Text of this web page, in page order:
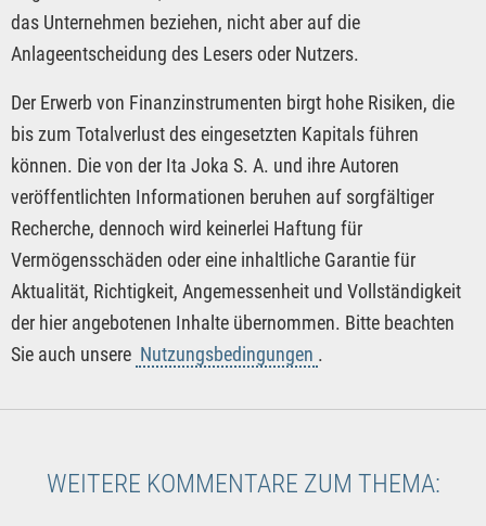
das Unternehmen beziehen, nicht aber auf die
Anlageentscheidung des Lesers oder Nutzers.
Der Erwerb von Finanzinstrumenten birgt hohe Risiken, die
bis zum Totalverlust des eingesetzten Kapitals führen
können. Die von der Ita Joka S. A. und ihre Autoren
veröffentlichten Informationen beruhen auf sorgfältiger
Recherche, dennoch wird keinerlei Haftung für
Vermögensschäden oder eine inhaltliche Garantie für
Aktualität, Richtigkeit, Angemessenheit und Vollständigkeit
der hier angebotenen Inhalte übernommen. Bitte beachten
Sie auch unsere Nutzungsbedingungen .
WEITERE KOMMENTARE ZUM THEMA: